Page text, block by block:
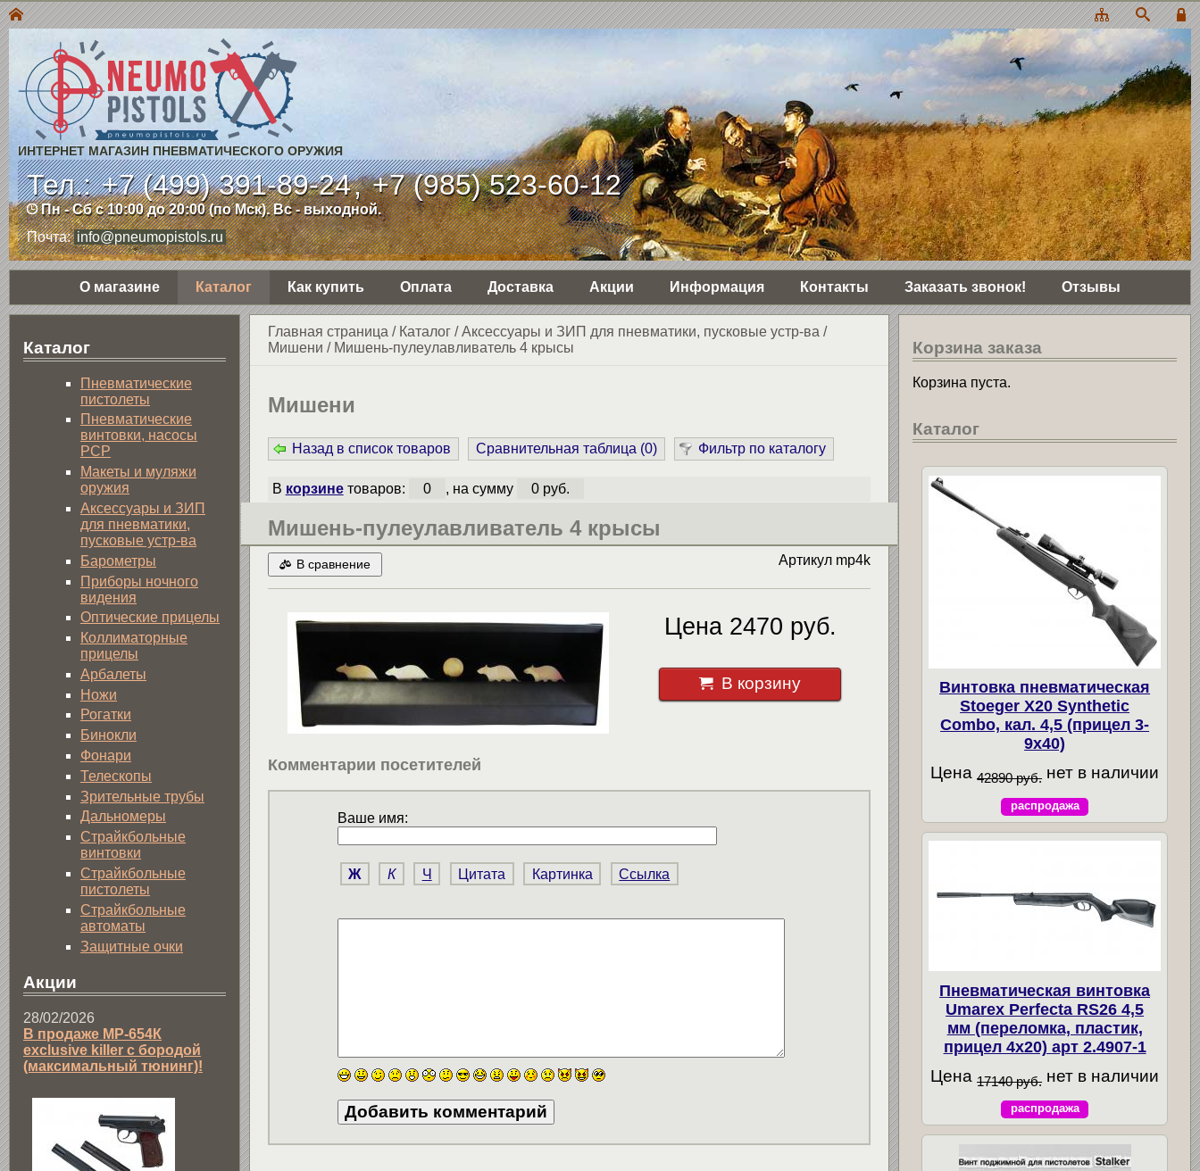
ИНТЕРНЕТ МАГАЗИН ПНЕВМАТИЧЕСКОГО ОРУЖИЯ
Тел.:+7 (499) 391-89-24,+7 (985) 523-60-12
Пн - Сб с 10:00 до 20:00 (по Мск). Вс - выходной.
Почта: info@pneumopistols.ru
О магазине Каталог Как купить Оплата Доставка Акции Информация Контакты Заказать звонок! Отзывы
Главная страница / Каталог/Аксессуары и ЗИП для пневматики, пусковые устр-ва /
Мишени / Мишень-пулеулавливатель 4 крысы
Мишени
Назад в список товаров Сравнительная таблица (0) Фильтр по каталогу
В корзинетоваров: 0 , на сумму 0 руб.
Мишень-пулеулавливатель 4 крысы
В сравнение Артикул mp4k
Цена 2470 руб.
В корзину
Комментарии посетителей
Ваше имя:
Ж К Ч Цитата Картинка Ссылка
Каталог
Пнев­ма­ти­чес­кие
пистолеты
Пневматические
винтовки, насосы
PCP
Макеты и муляжи
оружия
Аксессуары и ЗИП
для пневматики,
пусковые устр-ва
Барометры
Приборы ночного
видения
Оптические прицелы
Коллиматорные
прицелы
Арбалеты
Ножи
Рогатки
Бинокли
Фонари
Телескопы
Зрительные трубы
Дальномеры
Страйкбольные
винтовки
Страйкбольные
пистолеты
Страйкбольные
автоматы
Защитные очки
Акции
28/02/2026
В продаже МР-654К
exclusive killer с бородой
(максимальный тюнинг)!
Корзина заказа
Корзина пуста.
Каталог
Винтовка пневматическая
Stoeger X20 Synthetic
Combo, кал. 4,5 (прицел 3-
9х40)
Цена 42890 руб. нет в наличии
распродажа
Пневматическая винтовка
Umarex Perfecta RS26 4,5
мм (переломка, пластик,
прицел 4x20) арт 2.4907-1
Цена 17140 руб. нет в наличии
распродажа